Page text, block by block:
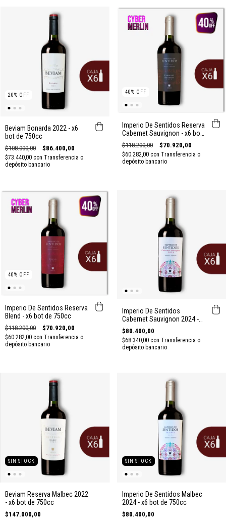
20% OFF
Beviam Bonarda 2022 - x6
bot de 750cc
$108.000,00 $86.400,00
$73.440,00 con Transferencia o
depósito bancario
40% OFF
Imperio De Sentidos Reserva
Cabernet Sauvignon - x6 bot
de 750cc
$118.200,00 $70.920,00
$60.282,00 con Transferencia o
depósito bancario
40% OFF
Imperio De Sentidos Reserva
Blend - x6 bot de 750cc
$118.200,00 $70.920,00
$60.282,00 con Transferencia o
depósito bancario
Imperio De Sentidos
Cabernet Sauvignon 2024 -
x6 bot de 750cc
$80.400,00
$68.340,00 con Transferencia o
depósito bancario
SIN STOCK
Beviam Reserva Malbec 2022
- x6 bot de 750cc
$147.000,00
SIN STOCK
Imperio De Sentidos Malbec
2024 - x6 bot de 750cc
$80.400,00